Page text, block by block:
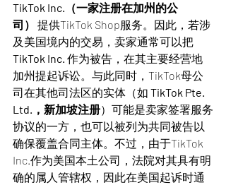
TikTok Inc.（一家注册在加州的公
司）
提供TikTok Shop服务。因此，若涉
及美国境内的交易，卖家通常可以把
TikTok Inc. 作为被告，在其主要经营地
加州提起诉讼。与此同时，TikTok母公
司在其他司法区的实体（如 TikTok Pte.
Ltd.，新加坡注册）可能是卖家签署服务
协议的一方，也可以被列为共同被告以
确保覆盖合同主体。不过，由于TikTok
Inc.作为美国本土公司，法院对其具有明
确的属人管辖权，因此在美国起诉时通